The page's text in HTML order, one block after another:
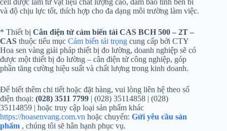
cell được làm từ vật liệu chất lượng cao, đảm bảo tính bền bỉ
và độ chịu lực tốt, thích hợp cho đa dạng môi trường làm việc.
* Thiết bị Cân điện tử cảm biến tải CAS BCH 500 – 2T –
CAS thuộc tiểu mục Cảm biến tải trọng cung cấp bởi CTY
Hoa sen vàng giải pháp thiết bị đo lường, doanh nghiệp sẽ có
được một thiết bị đo lường – cân điện tử công nghiệp, góp
phần tăng cường hiệu suất và chất lượng trong kinh doanh.
Để biết thêm chi tiết hoặc đặt hàng, vui lòng liên hệ theo số
điện thoại: (028) 3511 7799 | (028) 35114858 | (028)
35114859 | hoặc truy cập loại sản phẩm khác
https://hoasenvang.com.vn hoặc chuyển: Gửi yêu cầu sản
phẩm , chúng tôi sẽ hân hạnh phục vụ.